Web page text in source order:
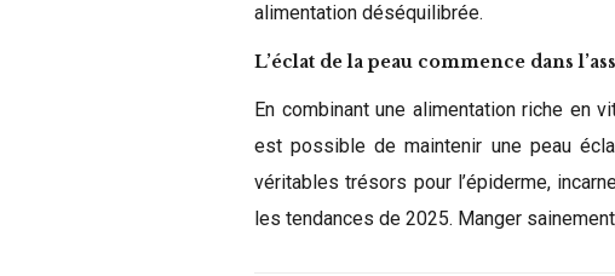
alimentation déséquilibrée.
L’éclat de la peau commence dans
En combinant une alimentation riche en
est possible de maintenir une peau
véritables trésors pour l’épiderme,
les tendances de 2025. Manger